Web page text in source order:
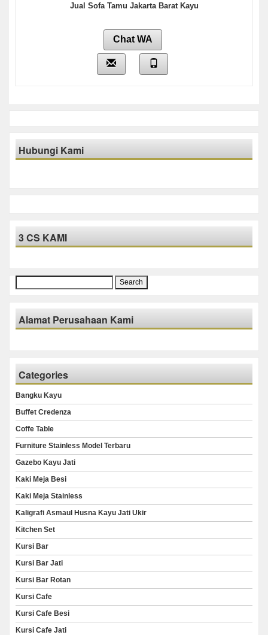
Jual Sofa Tamu Jakarta Barat Kayu
Chat WA
Hubungi Kami
3 CS KAMI
Search
for:
Alamat Perusahaan Kami
Categories
Bangku Kayu
Buffet Credenza
Coffe Table
Furniture Stainless Model Terbaru
Gazebo Kayu Jati
Kaki Meja Besi
Kaki Meja Stainless
Kaligrafi Asmaul Husna Kayu Jati Ukir
Kitchen Set
Kursi Bar
Kursi Bar Jati
Kursi Bar Rotan
Kursi Cafe
Kursi Cafe Besi
Kursi Cafe Jati